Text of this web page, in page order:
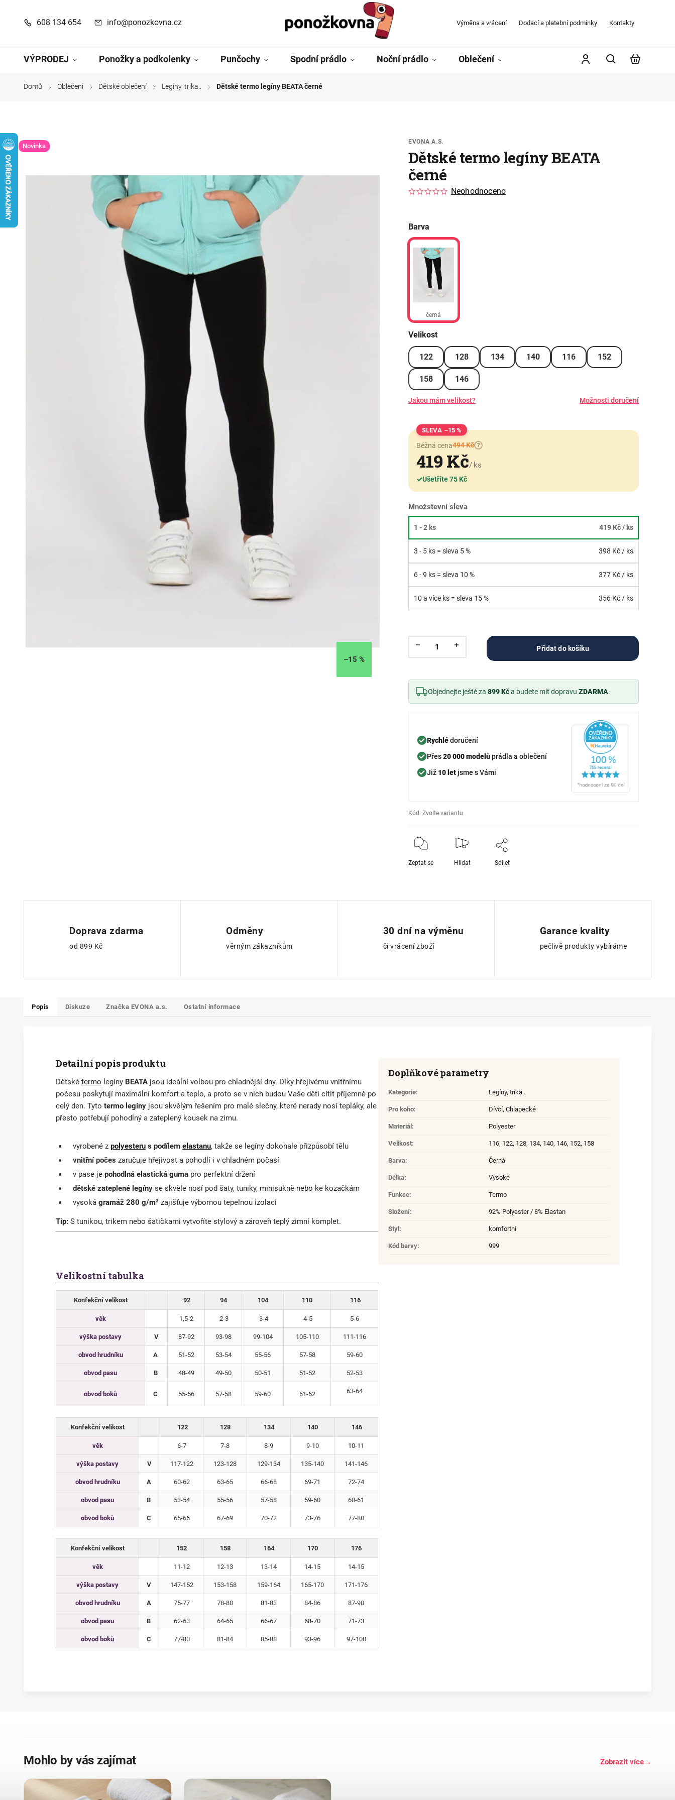
608 134 654 info@ponozkovna.cz Výměna a vrácení Dodací a platební podmínky Kontakty
VÝPRODEJ Ponožky a podkolenky Punčochy Spodní prádlo Noční prádlo Oblečení Kontakty
Domů / Oblečení / Dětské oblečení / Legíny, trika.. / Dětské termo legíny BEATA černé
Novinka
–15 %
Množstevní sleva
1 - 2 ks 419 Kč/ ks
3 - 5 ks = sleva 5 % 398 Kč / ks
6 - 9 ks = sleva 10 % 377 Kč / ks
10 a více ks = sleva 15 % 356 Kč / ks
EVONA A.S.
Dětské termo legíny BEATA
černé
Neohodnoceno
Barva
černá
Velikost
122 128 134 140 116 152
158 146
Jakou mám velikost? Možnosti doručení
–15 %
Běžná cena494 Kč ?
419 Kč/ ks
✓Ušetříte 75 Kč
Přidat do košíku
Objednejte ještě za 899 Kča budete mít dopravu ZDARMA.
Rychlédoručení
Přes20 000 modelůprádla a oblečení
Již 10 letjsme s Vámi
Kód: Zvolte variantu
Zeptat se Hlídat Sdílet
Doprava zdarma
od 899 Kč
Odměny
věrným zákazníkům
30 dní na výměnu
či vrácení zboží
Garance kvality
pečlivě produkty vybíráme
Popis Diskuze Značka EVONA a.s. Ostatní informace
Detailní popis produktu
Dětské termo legíny BEATA jsou ideální volbou pro chladnější dny. Díky hřejivému vnitřnímu
počesu poskytují maximální komfort a teplo, a proto se v nich budou Vaše děti cítit příjemně po
celý den. Tyto termo legíny jsou skvělým řešením pro malé slečny, které nerady nosí tepláky, ale
přesto potřebují pohodlný a zateplený kousek na zimu.
vyrobené z polyesteru s podílem elastanu, takže se legíny dokonale přizpůsobí tělu
vnitřní počes zaručuje hřejivost a pohodlí i v chladném počasí
v pase je pohodlná elastická guma pro perfektní držení
dětské zateplené legíny se skvěle nosí pod šaty, tuniky, minisukně nebo ke kozačkám
vysoká gramáž 280 g/m² zajišťuje výbornou tepelnou izolaci
Tip: S tunikou, trikem nebo šatičkami vytvoříte stylový a zároveň teplý zimní komplet.
Velikostní tabulka
Konfekční velikost 92 94 104 110 116
věk 1,5-2 2-3 3-4 4-5 5-6
výška postavy V 87-92 93-98 99-104 105-110 111-116
obvod hrudníku A 51-52 53-54 55-56 57-58 59-60
obvod pasu B 48-49 49-50 50-51 51-52 52-53
obvod boků C 55-56 57-58 59-60 61-62 63-64
Konfekční velikost 122 128 134 140 146
věk 6-7 7-8 8-9 9-10 10-11
výška postavy V 117-122 123-128 129-134 135-140 141-146
obvod hrudníku A 60-62 63-65 66-68 69-71 72-74
obvod pasu B 53-54 55-56 57-58 59-60 60-61
obvod boků C 65-66 67-69 70-72 73-76 77-80
Konfekční velikost 152 158 164 170 176
věk 11-12 12-13 13-14 14-15 14-15
výška postavy V 147-152 153-158 159-164 165-170 171-176
obvod hrudníku A 75-77 78-80 81-83 84-86 87-90
obvod pasu B 62-63 64-65 66-67 68-70 71-73
obvod boků C 77-80 81-84 85-88 93-96 97-100
Doplňkové parametry
Kategorie: Legíny, trika..
Pro koho: Dívčí, Chlapecké
Materiál: Polyester
Velikost: 116, 122, 128, 134, 140, 146, 152, 158
Barva: Černá
Délka: Vysoké
Funkce: Termo
Složení: 92% Polyester / 8% Elastan
Styl: komfortní
Kód barvy: 999
Mohlo by vás zajímat Zobrazit více→